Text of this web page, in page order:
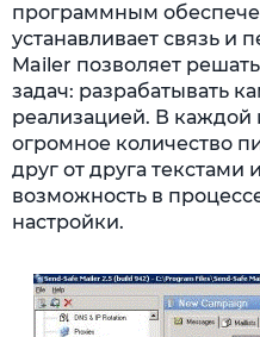
программным
устанавливает связь и
Mailer позволяет
задач: разрабатывать
реализацией. В каждой
огромное количество
друг от друга
возможность в
настройки.